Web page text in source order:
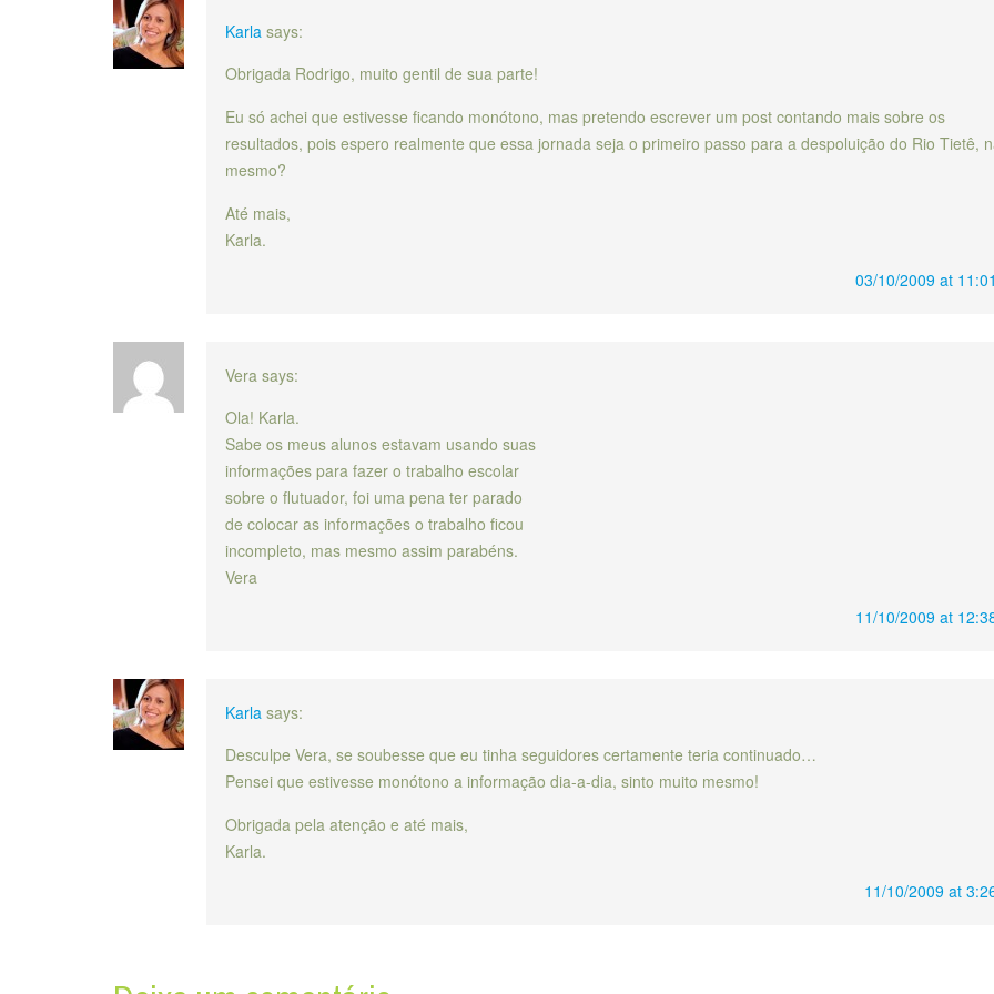
Karla says:
Obrigada Rodrigo, muito gentil de sua parte!
Eu só achei que estivesse ficando monótono, mas pretendo escrever um post contando mais sobre os
resultados, pois espero realmente que essa jornada seja o primeiro passo para a despoluição do Rio Tietê,
mesmo?
Até mais,
Karla.
03/10/2009 at
Vera says:
Ola! Karla.
Sabe os meus alunos estavam usando suas
informações para fazer o trabalho escolar
sobre o flutuador, foi uma pena ter parado
de colocar as informações o trabalho ficou
incompleto, mas mesmo assim parabéns.
Vera
11/10/2009 at
Karla says:
Desculpe Vera, se soubesse que eu tinha seguidores certamente teria continuado…
Pensei que estivesse monótono a informação dia-a-dia, sinto muito mesmo!
Obrigada pela atenção e até mais,
Karla.
11/10/2009 at